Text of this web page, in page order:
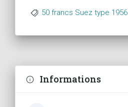
50 francs Suez type 1956
Informations